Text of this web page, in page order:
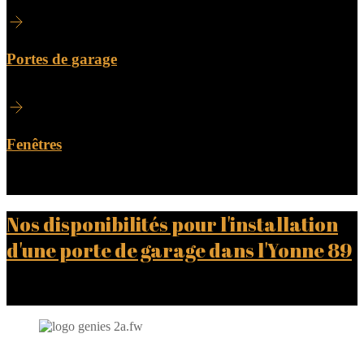
Portes de garage
Fenêtres
Nos disponibilités pour l'installation
d'une porte de garage dans l'Yonne 89